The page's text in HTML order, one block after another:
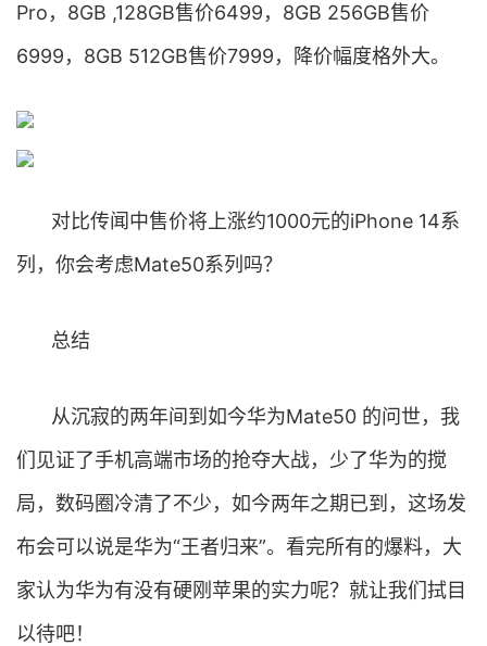
Pro，8GB ,128GB售价6499，8GB 256GB售价
6999，8GB 512GB售价7999，降价幅度格外大。
对比传闻中售价将上涨约1000元的iPhone 14系
列，你会考虑Mate50系列吗？
总结
从沉寂的两年间到如今华为Mate50 的问世，我
们见证了手机高端市场的抢夺大战，少了华为的搅
局，数码圈冷清了不少，如今两年之期已到，这场发
布会可以说是华为“王者归来”。看完所有的爆料，大
家认为华为有没有硬刚苹果的实力呢？就让我们拭目
以待吧！